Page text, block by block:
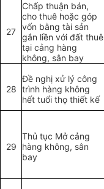
27
Chấp thuận bán,
cho thuê hoặc góp
vốn bằng tài sản
gắn liền với đất thuê
tại cảng hàng
không, sân bay
28
Đề nghị xử lý công
trình hàng không
hết tuổi thọ thiết kế
29
Thủ tục Mở cảng
hàng không, sân
bay